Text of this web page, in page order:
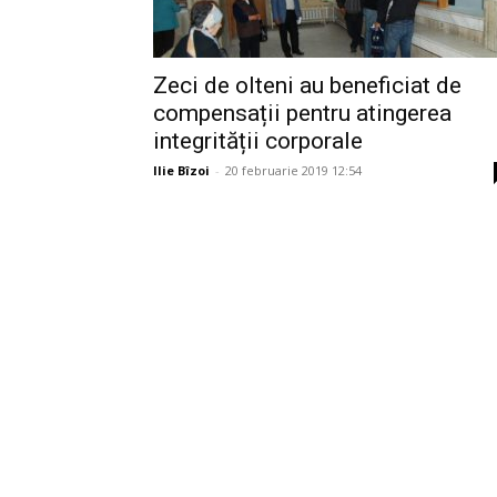
Zeci de olteni au beneficiat de
compensații pentru atingerea
integrității corporale
Ilie Bîzoi - 20 februarie 2019 12:54